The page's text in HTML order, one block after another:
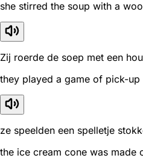
she stirred the soup with a
Zij roerde de soep met een
they played a game of pick-up
ze speelden een spelletje
the ice cream cone was made